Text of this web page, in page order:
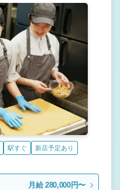
駅すぐ 新店予定あり
月給 280,000円〜